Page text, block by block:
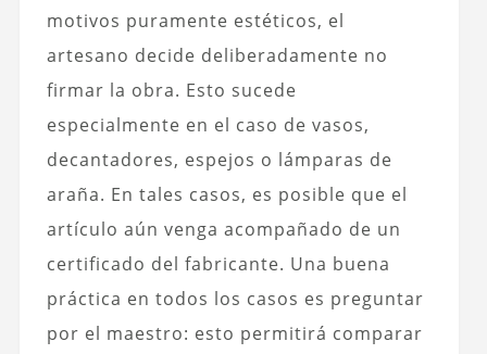
motivos puramente estéticos, el
artesano decide deliberadamente no
firmar la obra. Esto sucede
especialmente en el caso de vasos,
decantadores, espejos o lámparas de
araña. En tales casos, es posible que el
artículo aún venga acompañado de un
certificado del fabricante. Una buena
práctica en todos los casos es preguntar
por el maestro: esto permitirá comparar